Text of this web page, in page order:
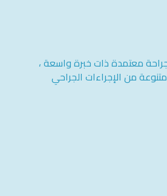
معتمدة ذات خبرة واسعة ،
من الإجراءات الجراحي